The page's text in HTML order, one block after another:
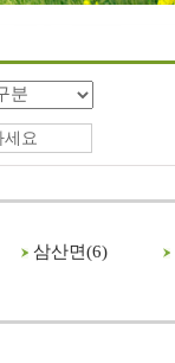
삼산면(6)